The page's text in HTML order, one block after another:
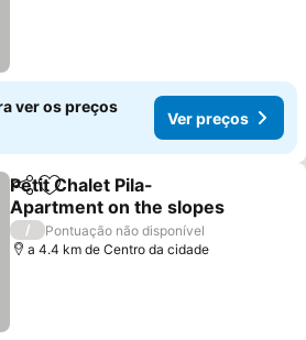
ver os preços
Ver preços
PartilharAdicionar aos favoritos
Petit Chalet Pila-
Apartment on the slopes
Ver preços
/
Pontuação não disponível
a 4.4 km de Centro da cidade